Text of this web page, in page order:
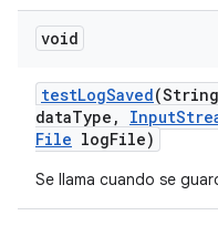
void
testLogSaved
dataType , Input
File logFile)
Se llama cuando se